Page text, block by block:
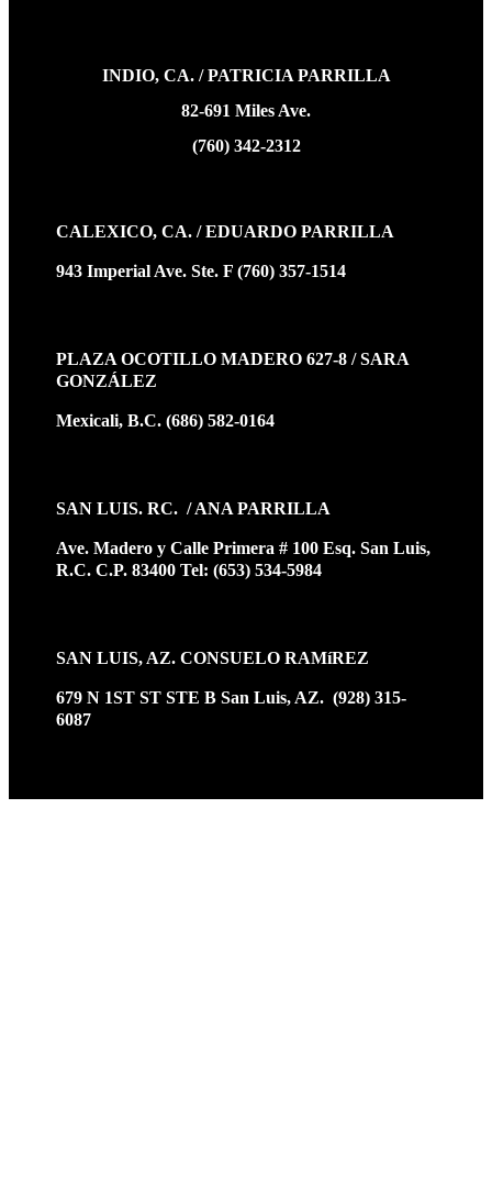
INDIO, CA. / PATRICIA PARRILLA
82-691 Miles Ave.
(760) 342-2312
CALEXICO, CA. / EDUARDO PARRILLA
943 Imperial Ave. Ste. F (760) 357-1514
PLAZA OCOTILLO MADERO 627-8 / SARA
GONZÁLEZ
Mexicali, B.C. (686) 582-0164
SAN LUIS. RC. / ANA PARRILLA
Ave. Madero y Calle Primera # 100 Esq. San Luis,
R.C. C.P. 83400 Tel: (653) 534-5984
SAN LUIS, AZ. CONSUELO RAMíREZ
679 N 1ST ST STE B San Luis, AZ. (928) 315-
6087